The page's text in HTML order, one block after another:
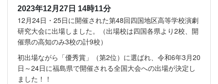
2023年12月27日 14時11分
12月24日・25日に開催された第48回四国地区高等学校演劇
研究大会に出場しました。（出場校は四国各県より2校、開
催県の高知のみ3校の計9校）
初出場ながら「優秀賞」（第2位）に選ばれ、令和6年3月20
日～24日に福島県で開催される全国大会への出場が決定し
ました！！